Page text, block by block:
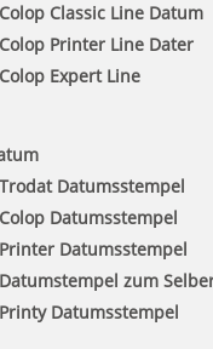
Colop Classic Line Datum
Colop Printer Line Dater
Colop Expert Line
Trodat Datumsstempel
Colop Datumsstempel
Printer Datumsstempel
Datumstempel zum
Printy Datumsstempel
Line 3300 Textstempel
42,73 €